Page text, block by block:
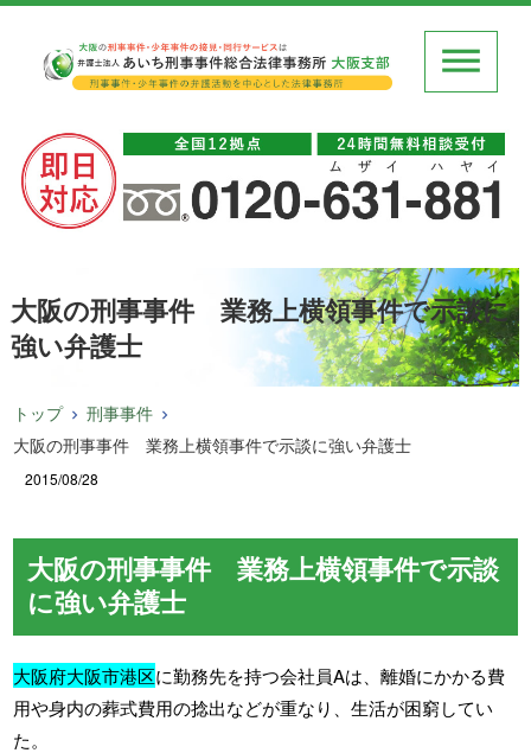
大阪の刑事事件 業務上横領事件で示談に
強い弁護士
トップ
刑事事件
大阪の刑事事件 業務上横領事件で示談に強い弁護士
2015/08/28
大阪の刑事事件 業務上横領事件で示談
に強い弁護士
大阪府大阪市港区に勤務先を持つ会社員Aは、離婚にかかる費
用や身内の葬式費用の捻出などが重なり、生活が困窮してい
た。